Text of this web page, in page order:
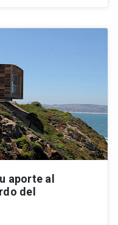
aporte al
del